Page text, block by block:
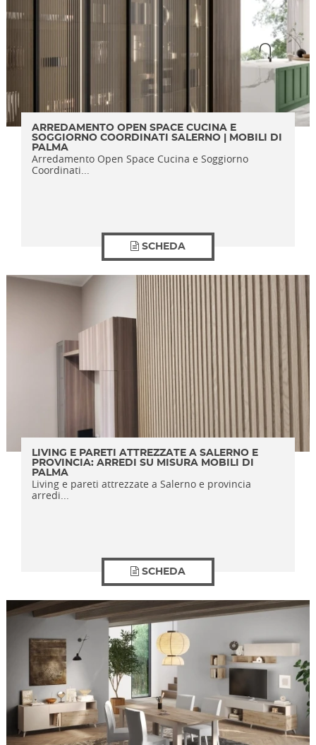
ARREDAMENTO OPEN SPACE CUCINA E
SOGGIORNO COORDINATI SALERNO | MOBILI DI
PALMA
Arredamento Open Space Cucina e Soggiorno
Coordinati...
SCHEDA
LIVING E PARETI ATTREZZATE A SALERNO E
PROVINCIA: ARREDI SU MISURA MOBILI DI
PALMA
Living e pareti attrezzate a Salerno e provincia
arredi...
SCHEDA